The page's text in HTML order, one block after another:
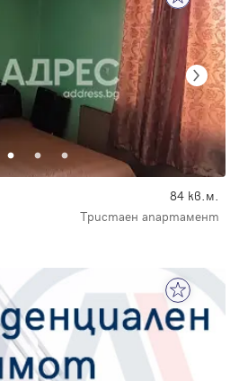
84 кв.м.
Тристаен апартамент